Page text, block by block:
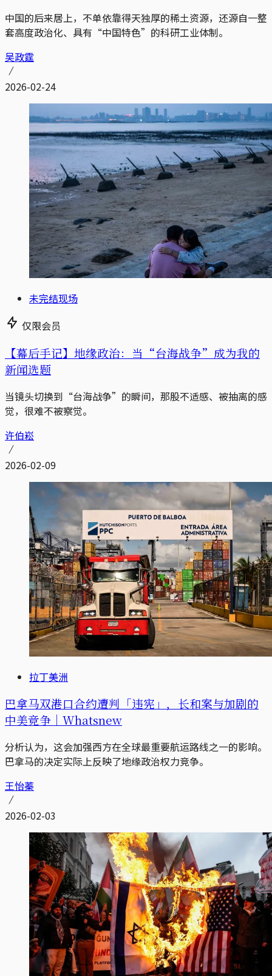
中国的后来居上，不单依靠得天独厚的稀土资源，还源自一整
套高度政治化、具有“中国特色”的科研工业体制。
吴政霆
2026-02-24
未完结现场
仅限会员
【幕后手记】地缘政治：当“台海战争”成为我的
新闻选题
当镜头切换到“台海战争”的瞬间，那股不适感、被抽离的感
觉，很难不被察觉。
许伯崧
2026-02-09
拉丁美洲
巴拿马双港口合约遭判「违宪」，长和案与加剧的
中美竞争｜Whatsnew
分析认为，这会加强西方在全球最重要航运路线之一的影响。
巴拿马的决定实际上反映了地缘政治权力竞争。
王怡蓁
2026-02-03